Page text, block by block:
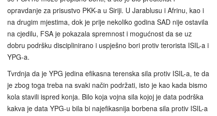
opravdanje za prisustvo PKK-a u Siriji. U Jarablusu i Afrinu, kao i
na drugim mjestima, dok je prije nekoliko godina SAD nije ostavila
na cjedilu, FSA je pokazala spremnost i mogućnost da se uz
dobru podršku disciplinirano i uspješno bori protiv terorista ISIL-a i
YPG-a.
Tvrdnja da je YPG jedina efikasna terenska sila protiv ISIL-a, te da
je zbog toga treba na svaki način podržati, isto je kao kada bismo
kola stavili ispred konja. Bilo koja vojna sila kojoj je data podrška
kakva je data YPG-u bila bi najefikasnija borbena sila protiv ISIL-a